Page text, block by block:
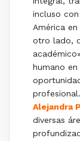
incluso
América
otro lado,
humano
profesional.
Alejandra
diversas